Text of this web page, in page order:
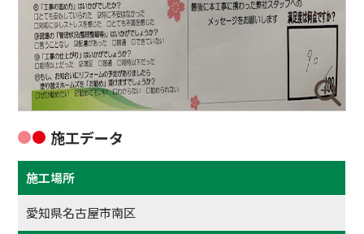
施工データ
施工場所
愛知県名古屋市南区